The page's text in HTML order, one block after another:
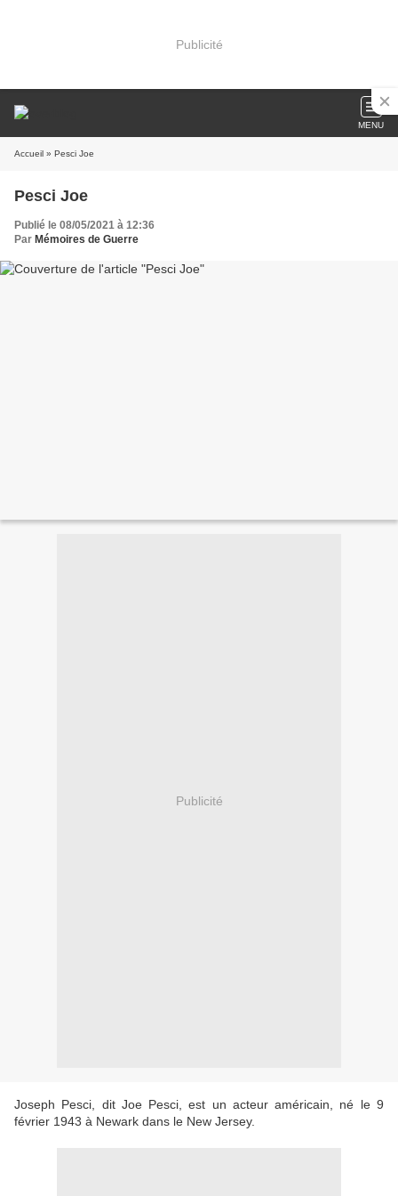
Publicité
MENU
Accueil » Pesci Joe
Pesci Joe
Publié le 08/05/2021 à 12:36
Par Mémoires de Guerre
Publicité
Joseph Pesci, dit Joe Pesci, est un acteur américain, né le 9
février 1943 à Newark dans le New Jersey.